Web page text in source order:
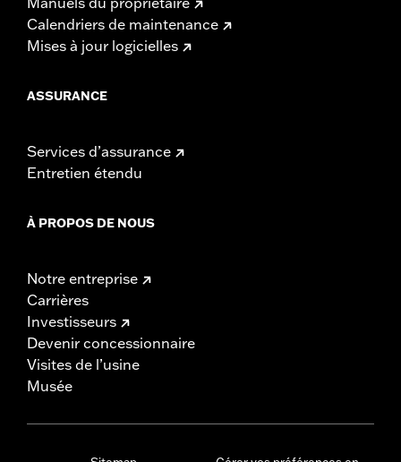
Calendriers de maintenance
Mises à jour logicielles
ASSURANCE
Services d’assurance
Entretien étendu
À PROPOS DE NOUS
Notre entreprise
Carrières
Investisseurs
Devenir concessionnaire
Visites de l’usine
Musée